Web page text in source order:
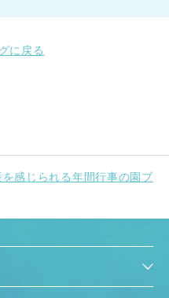
に戻る
を感じられる年間行事の園ブ